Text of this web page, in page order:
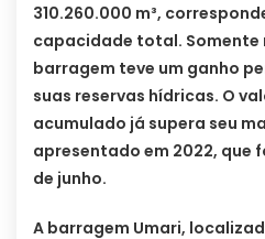
310.260.000 m³,
capacidade total. Somente
barragem teve um ganho
suas reservas hídricas. O
acumulado já supera seu
apresentado em 2022, que
de junho.
A barragem Umari,